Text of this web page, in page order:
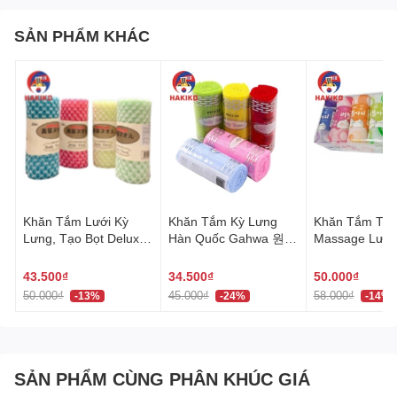
Thành Phần Tự Nhiên
Không chỉ giòn và ngon, snack khoai tây này còn chứa
nhiều nguyên liệu tự nhiên như khoai tây, dầu cám gạo và
tinh bột mì. Hơn nữa, không chứa chất bảo quản, giúp bạn
yên tâm khi thưởng thức.
Dễ Dàng Bảo Quản
trực tiếp, bạn sẽ luôn có một sản phẩm tươi ngon và giữ
tuổi. Mở gói và thưởng thức trực tiếp - đơn giản nhưng lại
SẢN PHẨM KHÁC
Khăn Tắm Lưới Kỳ
Lưng, Tạo Bọt Deluxe
올
43.500₫
50.000₫ -13%
Khăn Tắm Kỳ Lưng
Hàn Quốc Gahwa 원샤
34.500₫
45.000₫ -24%
Khăn Tắm
Massage
hoa dài 30x95 cm 버블
샤워타올
50.000₫
58.000₫ -14%
SẢN PHẨM CÙNG PHÂN KHÚC GIÁ